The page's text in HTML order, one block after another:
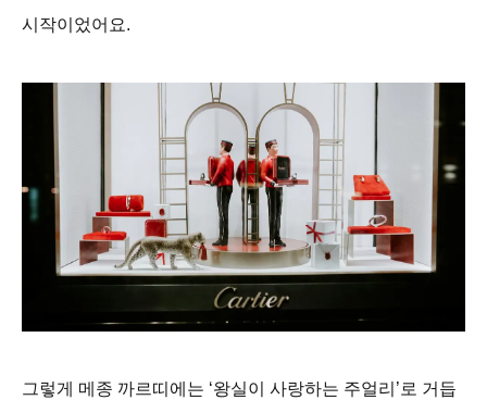
시작이었어요.
그렇게 메종 까르띠에는 ‘왕실이 사랑하는 주얼리’로 거듭